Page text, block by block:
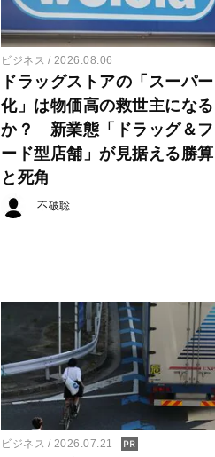
ビジネス 2026.08.06
ドラッグストアの「スーパー
化」は物価高の救世主になる
か？ 新業態「ドラッグ＆フ
ード型店舗」が見据える勝算
と死角
不破聡
ビジネス 2026.07.21